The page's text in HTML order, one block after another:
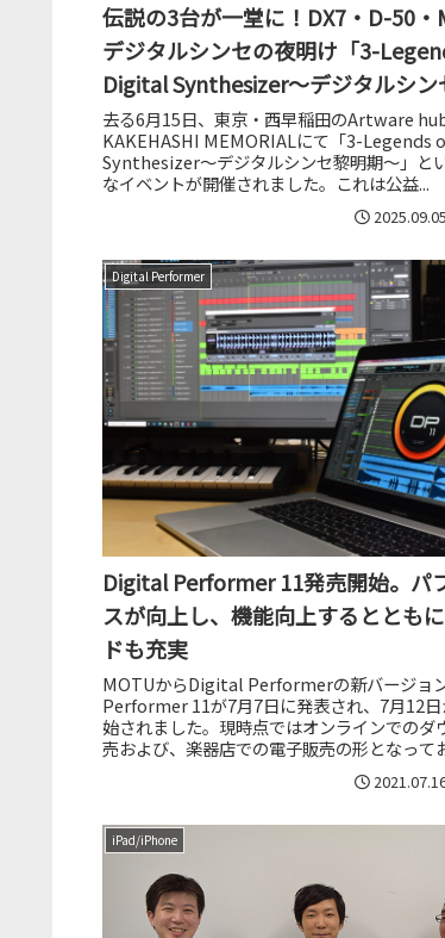
伝説の3台が一堂に！DX7・D-50・
デジタルシンセの夜明け「3-
Digital Synthesizer～デジタルシン
～」レポート
去る6月15日、東京・西早稲田のArtware
KAKEHASHI MEMORIALにて「3-Legends
Synthesizer～デジタルシンセ黎明期～」と
なイベントが開催されました。これは公益...
2025.09.05
Digital Performer
Digital Performer 11発売開始。パ
スが向上し、機能向上するととも
ドも充実
MOTUからDigital Performerの新バージョ
Performer 11が7月7日に発表され、7月12
始されました。現時点ではオンラインでのダ
売および、楽器店での電子販売の形となって
iPad/iPhone